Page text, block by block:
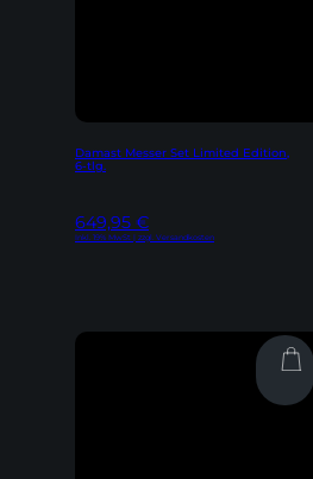
Damast Messer Set Limited Edition,
6-tlg.
649,95 €
Inkl. 19% MwSt | zzgl. Versandkosten